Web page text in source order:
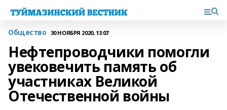
Общество 30 НОЯБРЯ 2020, 13:07
Нефтепроводчики помогли
увековечить память об
участниках Великой
Отечественной войны